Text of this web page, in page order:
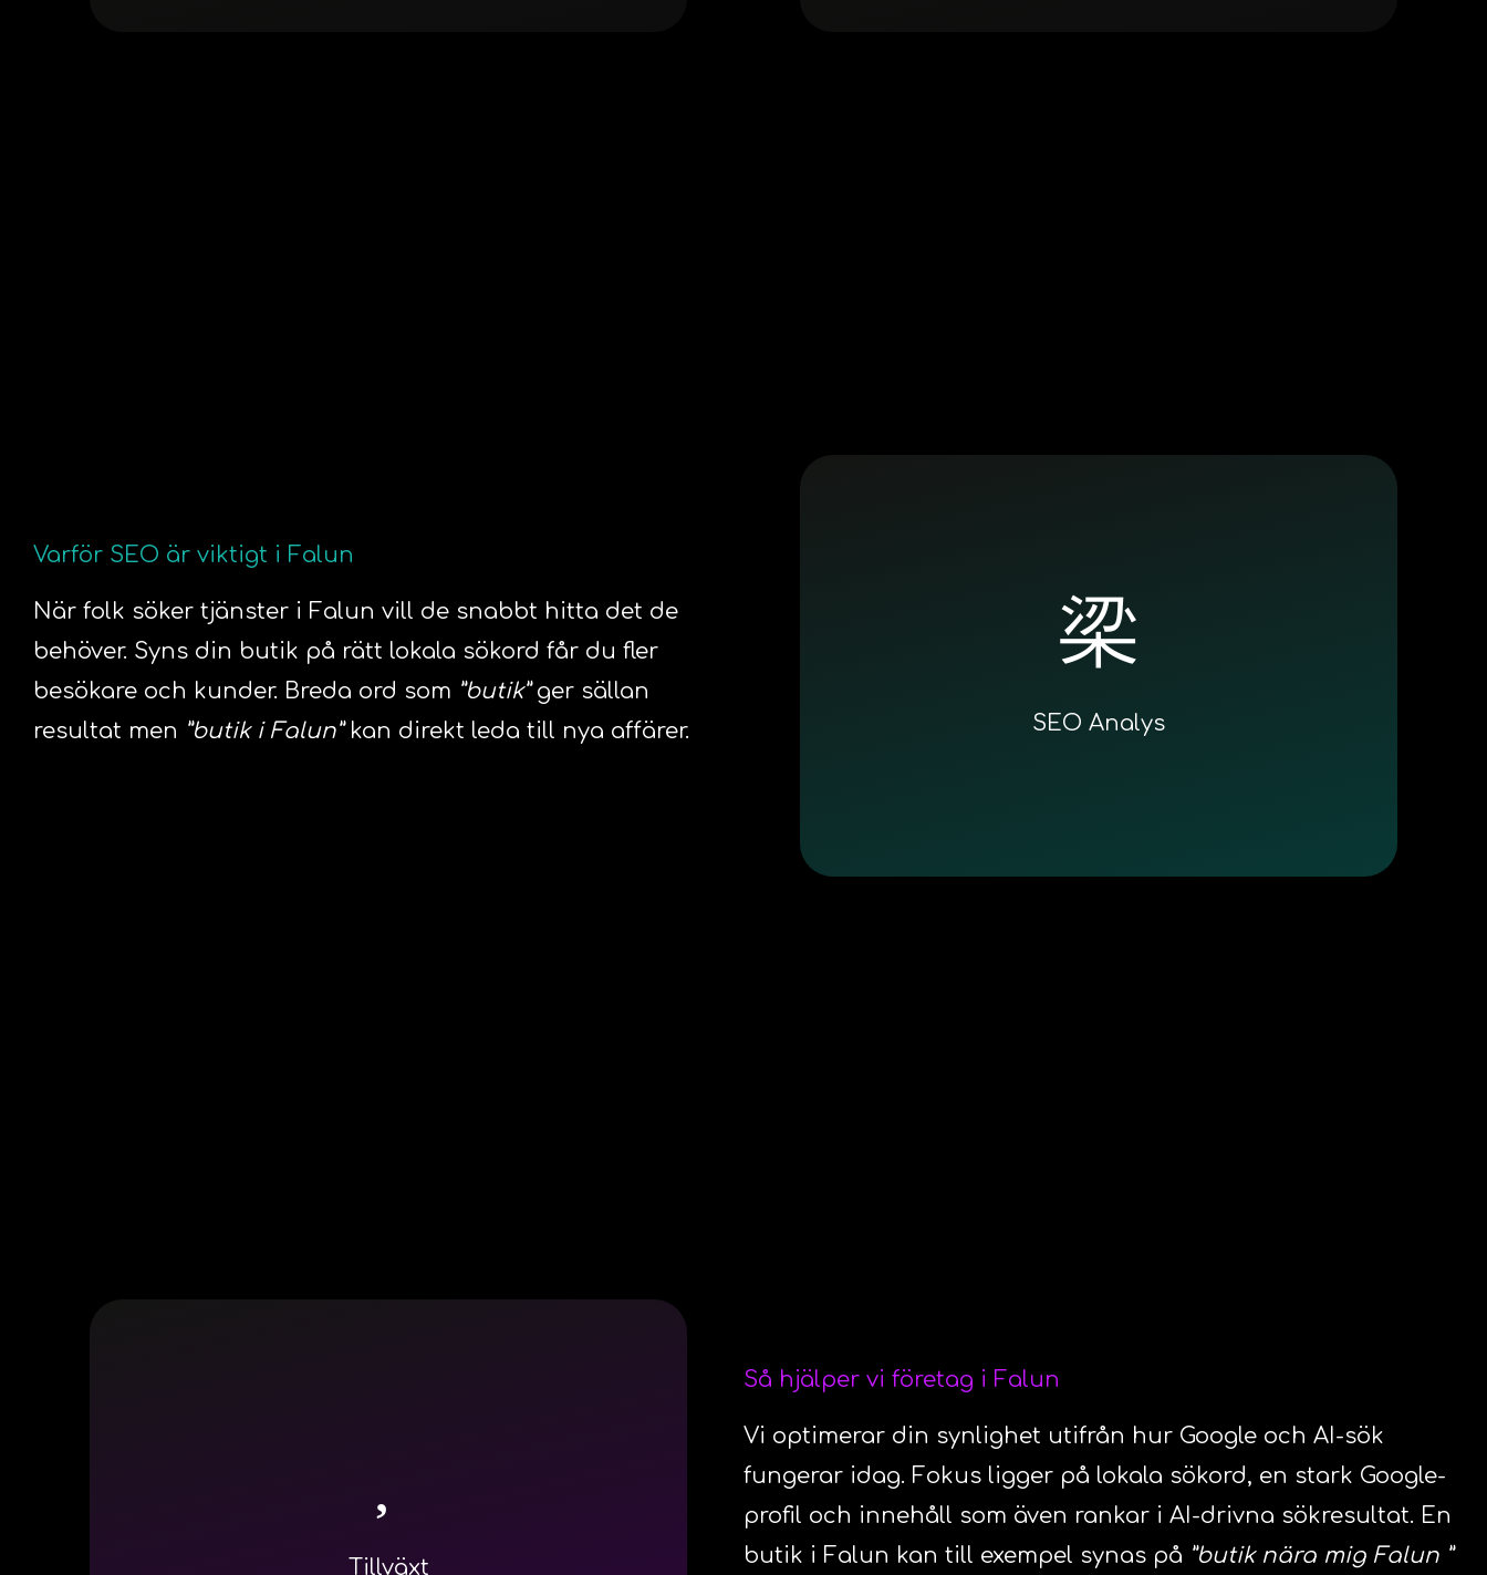
Varför SEO är viktigt i Falun
När folk söker tjänster i Falun vill de snabbt hitta det de
behöver. Syns din butik på rätt lokala sökord får du fler
besökare och kunder. Breda ord som ”butik”ger sällan
resultat men ”butik i Falun”kan direkt leda till nya affärer. SEO Analys
Tillväxt
Så hjälper vi företag i Falun
Vi optimerar din synlighet utifrån hur Google och AI-sök
fungerar idag. Fokus ligger på lokala sökord, en stark Google-
profil och innehåll som även rankar i AI-drivna sökresultat. En
butik i Falun kan till exempel synas på ”butik nära mig Falun ”